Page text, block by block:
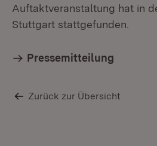
Auftaktveranstaltung hat in
Stuttgart stattgefunden.
Pressemitteilung
Zurück zur Übersicht